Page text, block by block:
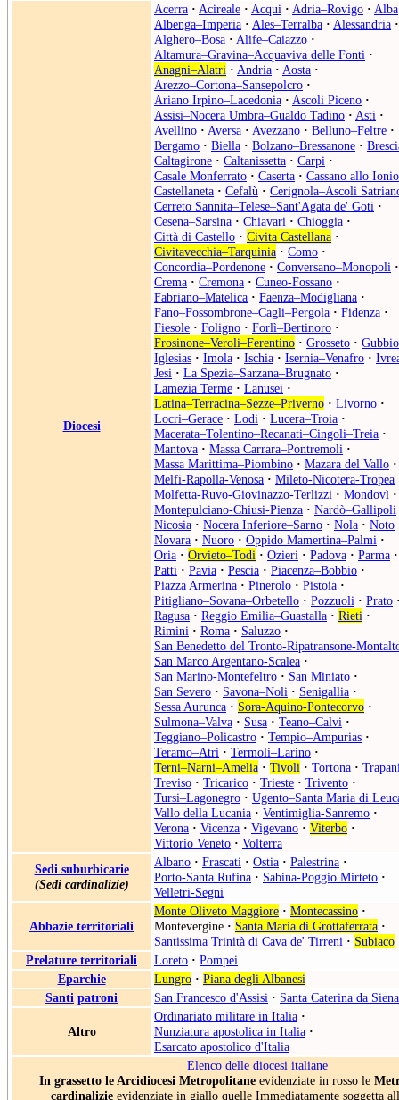
Diocesi
Acerra · Acireale · Acqui · Adria–Rovigo · Alba
Albenga–Imperia · Ales–Terralba · Alessandria ·
Alghero–Bosa · Alife–Caiazzo ·
Altamura–Gravina–Acquaviva delle Fonti ·
Anagni–Alatri · Andria · Aosta ·
Arezzo–Cortona–Sansepolcro ·
Ariano Irpino–Lacedonia · Ascoli Piceno ·
Assisi–Nocera Umbra–Gualdo Tadino · Asti ·
Avellino · Aversa · Avezzano · Belluno–Feltre ·
Bergamo · Biella · Bolzano–Bressanone ·
Caltagirone · Caltanissetta · Carpi ·
Casale Monferrato · Caserta · Cassano allo Ionio
Castellaneta · Cefalù · Cerignola–Ascoli
Cerreto Sannita–Telese–Sant'Agata de' Goti ·
Cesena–Sarsina · Chiavari · Chioggia ·
Città di Castello · Civita Castellana ·
Civitavecchia–Tarquinia · Como ·
Concordia–Pordenone · Conversano–Monopoli ·
Crema · Cremona · Cuneo-Fossano ·
Fabriano–Matelica · Faenza–Modigliana ·
Fano–Fossombrone–Cagli–Pergola · Fidenza ·
Fiesole · Foligno · Forlì–Bertinoro ·
Frosinone–Veroli–Ferentino · Grosseto · Gubbio
Iglesias · Imola · Ischia · Isernia–Venafro ·
Jesi · La Spezia–Sarzana–Brugnato ·
Lamezia Terme · Lanusei ·
Latina–Terracina–Sezze–Priverno · Livorno ·
Locri–Gerace · Lodi · Lucera–Troia ·
Macerata–Tolentino–Recanati–Cingoli–Treia ·
Mantova · Massa Carrara–Pontremoli ·
Massa Marittima–Piombino · Mazara del Vallo ·
Melfi-Rapolla-Venosa · Mileto-Nicotera-Tropea
Molfetta-Ruvo-Giovinazzo-Terlizzi · Mondovì ·
Montepulciano-Chiusi-Pienza · Nardò–Gallipoli
Nicosia · Nocera Inferiore–Sarno · Nola · Noto
Novara · Nuoro · Oppido Mamertina–Palmi ·
Oria · Orvieto–Todi · Ozieri · Padova · Parma ·
Patti · Pavia · Pescia · Piacenza–Bobbio ·
Piazza Armerina · Pinerolo · Pistoia ·
Pitigliano–Sovana–Orbetello · Pozzuoli · Prato
Ragusa · Reggio Emilia–Guastalla · Rieti ·
Rimini · Roma · Saluzzo ·
San Benedetto del Tronto-Ripatransone-
San Marco Argentano-Scalea ·
San Marino-Montefeltro · San Miniato ·
San Severo · Savona–Noli · Senigallia ·
Sessa Aurunca · Sora-Aquino-Pontecorvo ·
Sulmona–Valva · Susa · Teano–Calvi ·
Teggiano–Policastro · Tempio–Ampurias ·
Teramo–Atri · Termoli–Larino ·
Terni–Narni–Amelia · Tivoli · Tortona ·
Treviso · Tricarico · Trieste · Trivento ·
Tursi–Lagonegro · Ugento–Santa Maria di
Vallo della Lucania · Ventimiglia-Sanremo ·
Verona · Vicenza · Vigevano · Viterbo ·
Vittorio Veneto · Volterra
Sedi suburbicarie
(Sedi cardinalizie)
Albano · Frascati · Ostia · Palestrina ·
Porto-Santa Rufina · Sabina-Poggio Mirteto ·
Velletri-Segni
Abbazie territoriali
Monte Oliveto Maggiore · Montecassino ·
Montevergine · Santa Maria di Grottaferrata ·
Santissima Trinità di Cava de' Tirreni · Subiaco
Prelature territoriali
Loreto · Pompei
Eparchie
Lungro · Piana degli Albanesi
Santi patroni San Francesco d'Assisi · Santa Caterina da Siena
Altro
Ordinariato militare in Italia ·
Nunziatura apostolica in Italia ·
Esarcato apostolico d'Italia
Elenco delle diocesi italiane
In grassetto le Arcidiocesi Metropolitane evidenziate in rosso le
cardinalizieevidenziate in giallo quelle Immediatamente soggetta